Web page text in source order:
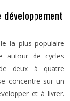
la plus populaire
autour de cycles
deux à quatre
concentre sur un
et à livrer.